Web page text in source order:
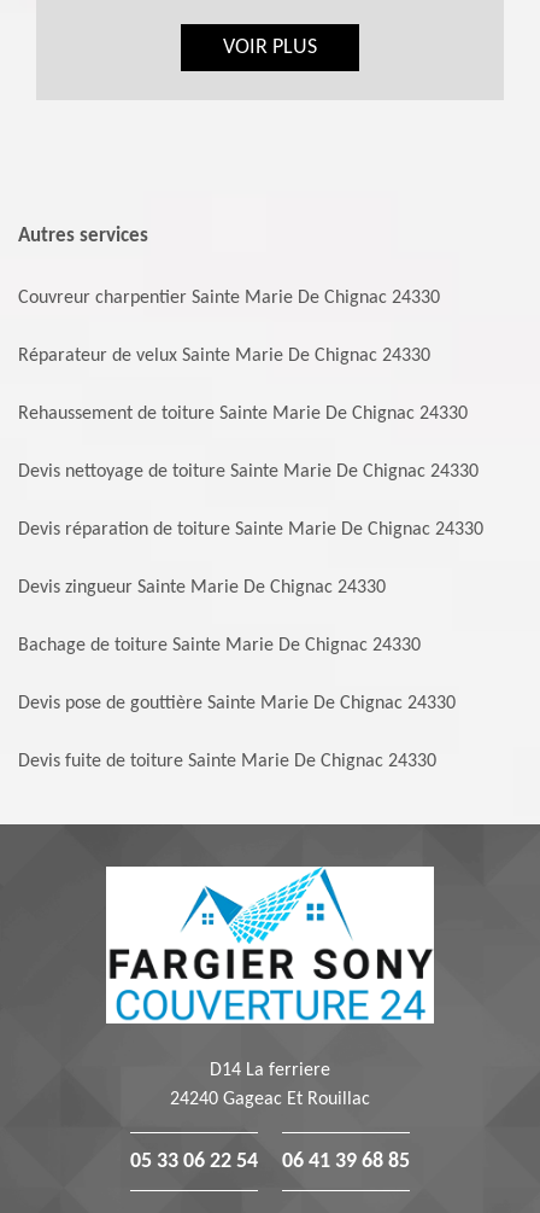
VOIR PLUS
Autres services
Couvreur charpentier Sainte Marie De Chignac 24330
Réparateur de velux Sainte Marie De Chignac 24330
Rehaussement de toiture Sainte Marie De Chignac 24330
Devis nettoyage de toiture Sainte Marie De Chignac 24330
Devis réparation de toiture Sainte Marie De Chignac 24330
Devis zingueur Sainte Marie De Chignac 24330
Bachage de toiture Sainte Marie De Chignac 24330
Devis pose de gouttière Sainte Marie De Chignac 24330
Devis fuite de toiture Sainte Marie De Chignac 24330
D14 La ferriere
24240 Gageac Et Rouillac
05 33 06 22 54 06 41 39 68 85